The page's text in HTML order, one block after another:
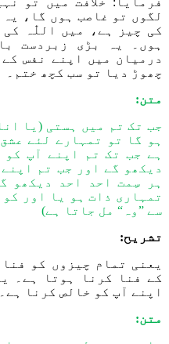
لگ وں تو غاصب ہوں گا،
کی چیز ہے ، میں اللّٰہ
کی
ہوں۔ یہ بڑی زبردست
درمیان میں اپنے نفس کے
چھوڑ دیا تو س ب کچھ ختم
متن:
جب تک تم میں ہستی (یا
ہو گا تو تمہارے لئے
ہے جب تک تم اپنے آپ
دیکھو گے اور جب تم
ہر سِمت احد احد دیکھو
تمہاری ذات ہو یا اور
سے ”وہ“ مل جاتا ہے)
تشریح:
یعنی تمام چیزوں کو
کے فنا کرنا ہوتا ہے۔
اپنے آپ کو خالص کرنا ہے۔
متن: